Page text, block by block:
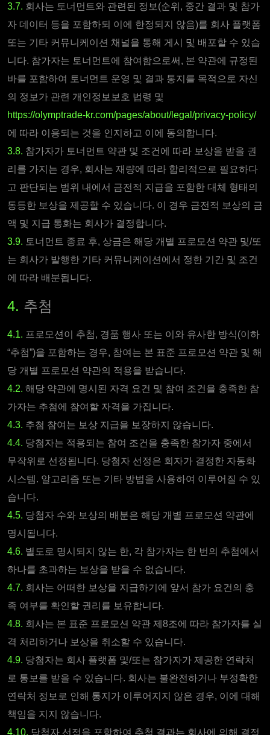
3.7. 회사는 토너먼트와 관련된 정보(순위, 중간 결과 및 참가
자 데이터 등을 포함하되 이에 한정되지 않음)를 회사 플랫폼
또는 기타 커뮤니케이션 채널을 통해 게시 및 배포할 수 있습
니다. 참가자는 토너먼트에 참여함으로써, 본 약관에 규정된
바를 포함하여 토너먼트 운영 및 결과 통지를 목적으로 자신
의 정보가 관련 개인정보보호 법령 및
https://olymptrade-kr.com/pages/about/legal/privacy-policy/
에 따라 이용되는 것을 인지하고 이에 동의합니다.
3.8. 참가자가 토너먼트 약관 및 조건에 따라 보상을 받을 권
리를 가지는 경우, 회사는 재량에 따라 합리적으로 필요하다
고 판단되는 범위 내에서 금전적 지급을 포함한 대체 형태의
동등한 보상을 제공할 수 있습니다. 이 경우 금전적 보상의 금
액 및 지급 통화는 회사가 결정합니다.
3.9. 토너먼트 종료 후, 상금은 해당 개별 프로모션 약관 및/또
는 회사가 발행한 기타 커뮤니케이션에서 정한 기간 및 조건
에 따라 배분됩니다.
4. 추첨
4.1. 프로모션이 추첨, 경품 행사 또는 이와 유사한 방식(이하
“추첨”)을 포함하는 경우, 참여는 본 표준 프로모션 약관 및 해
당 개별 프로모션 약관의 적용을 받습니다.
4.2. 해당 약관에 명시된 자격 요건 및 참여 조건을 충족한 참
가자는 추첨에 참여할 자격을 가집니다.
4.3. 추첨 참여는 보상 지급을 보장하지 않습니다.
4.4. 당첨자는 적용되는 참여 조건을 충족한 참가자 중에서
무작위로 선정됩니다. 당첨자 선정은 회자가 결정한 자동화
시스템. 알고리즘 또는 기타 방법을 사용하여 이루어질 수 있
습니다.
4.5. 당첨자 수와 보상의 배분은 해당 개별 프로모션 약관에
명시됩니다.
4.6. 별도로 명시되지 않는 한, 각 참가자는 한 번의 추첨에서
하나를 초과하는 보상을 받을 수 없습니다.
4.7. 회사는 어떠한 보상을 지급하기에 앞서 참가 요건의 충
족 여부를 확인할 권리를 보유합니다.
4.8. 회사는 본 표준 프로모션 약관 제8조에 따라 참가자를 실
격 처리하거나 보상을 취소할 수 있습니다.
4.9. 당첨자는 회사 플랫폼 및/또는 참가자가 제공한 연락처
로 통보를 받을 수 있습니다. 회사는 불완전하거나 부정확한
연락처 정보로 인해 통지가 이루어지지 않은 경우, 이에 대해
책임을 지지 않습니다.
4.10. 당첨자 선정을 포함하여 추첨 결과는 회사에 의해 결정